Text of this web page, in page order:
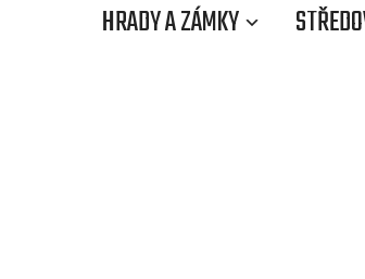
HRADY A ZÁMKY